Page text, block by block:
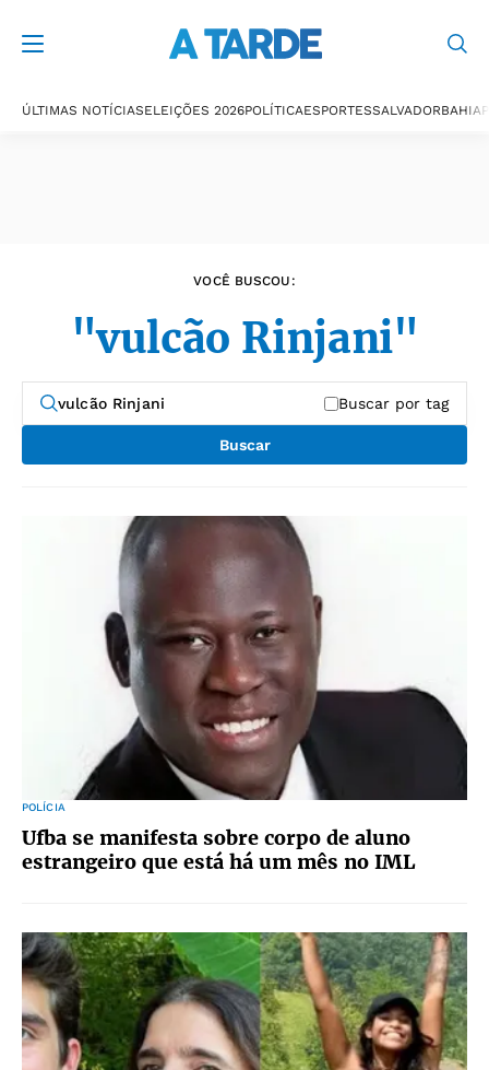
ÚLTIMAS NOTÍCIASELEIÇÕES 2026POLÍTICAESPORTESSALVADORBAHIA
VOCÊ BUSCOU:
"vulcão Rinjani"
Buscar por tag
Buscar
POLÍCIA
Ufba se manifesta sobre corpo de aluno
estrangeiro que está há um mês no IML